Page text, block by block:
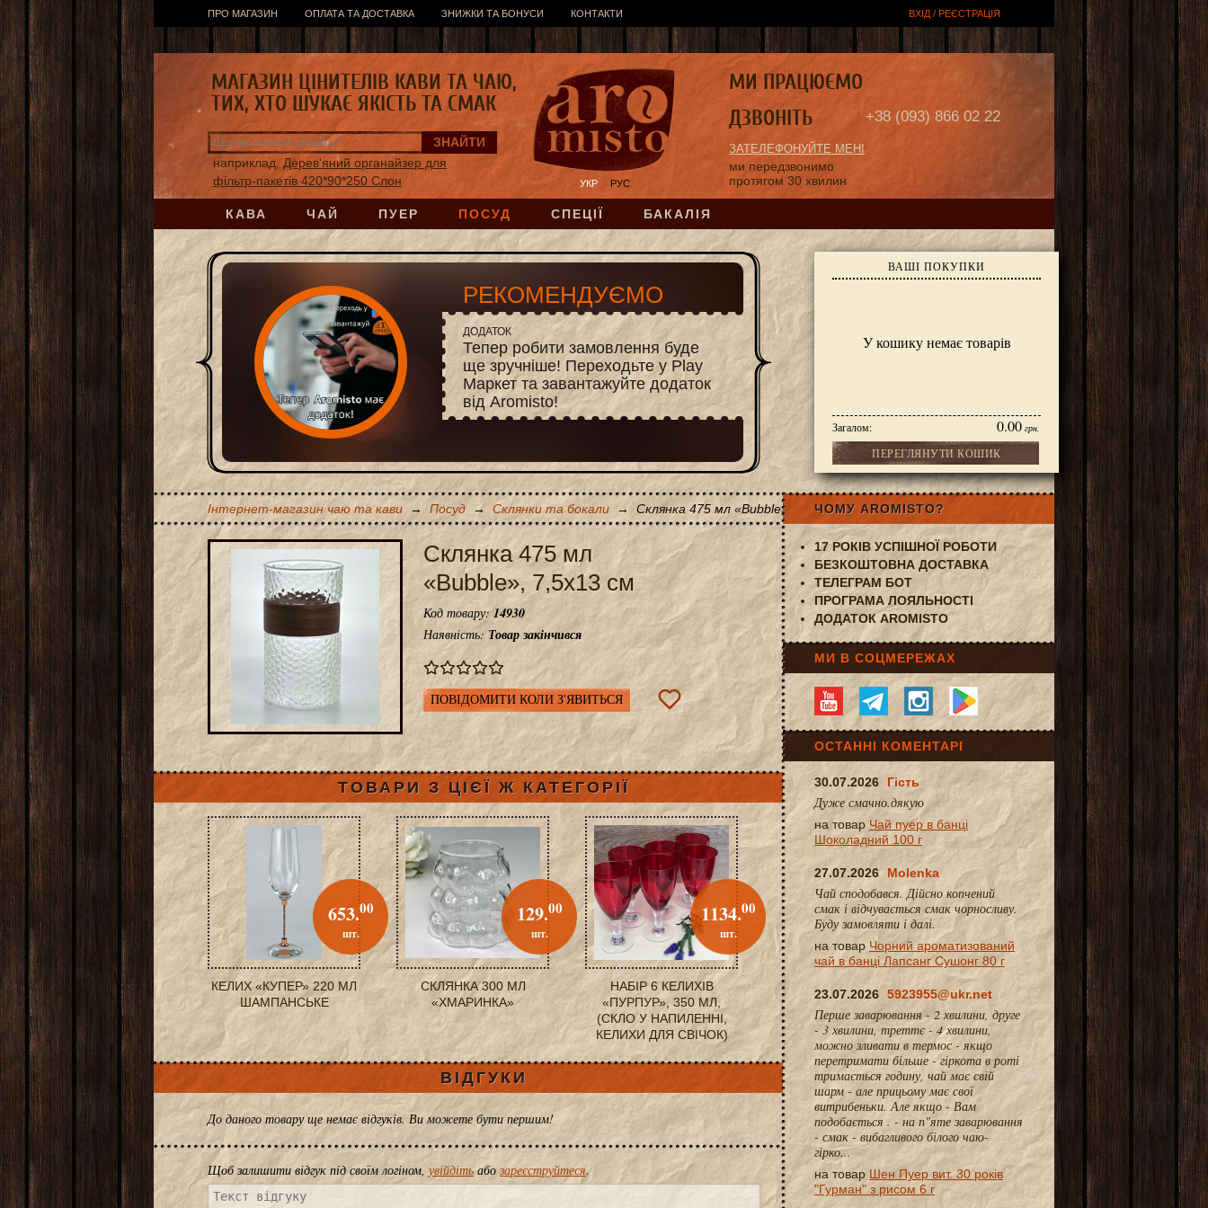
ПРО МАГАЗИН ОПЛАТА ТА ДОСТАВКА ЗНИЖКИ ТА БОНУСИ КОНТАКТИ ВХІД / РЕЄСТРАЦІЯ
КАВА ЧАЙ ПУЕР ПОСУД СПЕЦІЇ БАКАЛІЯ
УКР РУС
наприклад, Дерев'яний органайзер для
фільтр-пакетів 420*90*250 Слон
ВАШІ ПОКУПКИ
У кошику немає товарів
Загалом: 0.00 грн.
ПЕРЕГЛЯНУТИ КОШИК
+38 (093) 866 02 22
ЗАТЕЛЕФОНУЙТЕ МЕНІ
ми передзвонимо
протягом 30 хвилин
МАГАЗИН ЦІНИТЕЛІВ КАВИ ТА ЧАЮ,
ТИХ, ХТО ШУКАЄ ЯКІСТЬ ТА СМАК
МИ ПРАЦЮЄМО
ДЗВОНІТЬ
РЕКОМЕНДУЄМО
ДОДАТОК
Тепер робити замовлення буде
ще зручніше! Переходьте у Play
Маркет та завантажуйте додаток
від Aromisto!
Інтернет-магазин чаю та кави → Посуд → Склянки та бокали → Склянка 475 мл «Bubble», 7,5x13 см
Склянка 475 мл
«Bubble», 7,5x13 см
Код товару:14930
Наявність: Товар закінчився
ПОВІДОМИТИ КОЛИ З'ЯВИТЬСЯ
ТОВАРИ З ЦІЄЇ Ж КАТЕГОРІЇ
КЕЛИХ «КУПЕР» 220 МЛ
ШАМПАНСЬКЕ
653.00
шт.
СКЛЯНКА 300 МЛ
«ХМАРИНКА»
129.00
шт.
НАБІР 6 КЕЛИХІВ
«ПУРПУР», 350 МЛ,
(СКЛО У НАПИЛЕННІ,
КЕЛИХИ ДЛЯ СВІЧОК)
1134.00
шт.
ВІДГУКИ
До даного товару ще немає відгуків. Ви можете бути першим!
Щоб залишити відгук під своїм логіном, увійдіть абозареєструйтеся.
ЧОМУ AROMISTO?
17 РОКІВ УСПІШНОЇ РОБОТИ
БЕЗКОШТОВНА ДОСТАВКА
ТЕЛЕГРАМ БОТ
ПРОГРАМА ЛОЯЛЬНОСТІ
ДОДАТОК AROMISTO
МИ В СОЦМЕРЕЖАХ
ОСТАННІ КОМЕНТАРІ
30.07.2026 Гість
Дуже смачно.дякую
на товар Чай пуер в банці
Шоколадний 100 г
27.07.2026 Molenka
Чай сподобався. Дійсно копчений
смак і відчувається смак чорносливу.
Буду замовляти і далі.
на товар Чорний ароматизований
чай в банці Лапсанг Сушонг 80 г
23.07.2026 5923955@ukr.net
Перше заварювання - 2 хвилини, друге
- 3 хвилини, треттє - 4 хвилини,
можно зливати в термос - якщо
перетримати більше - гіркота в роті
тримається годину, чай має свій
шарм - але прицьому має свої
витрибеньки. Але якщо - Вам
подобається . - на п"яте заварювання
- смак - вибагливого білого чаю-
гірко...
на товар Шен Пуер вит. 30 років
"Гурман" з рисом 6 г